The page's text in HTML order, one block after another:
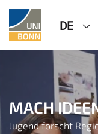
DE
MACH
Jugend forscht